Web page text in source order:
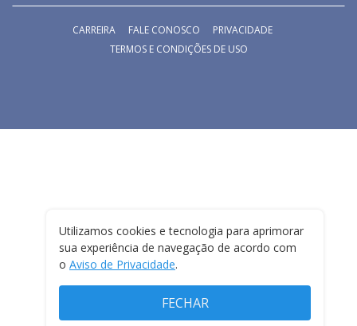
CARREIRA FALE CONOSCO
PRIVACIDADE
TERMOS E CONDIÇÕES DE USO
Utilizamos cookies e tecnologia para aprimorar
sua experiência de navegação de acordo com
o Aviso de Privacidade.
FECHAR